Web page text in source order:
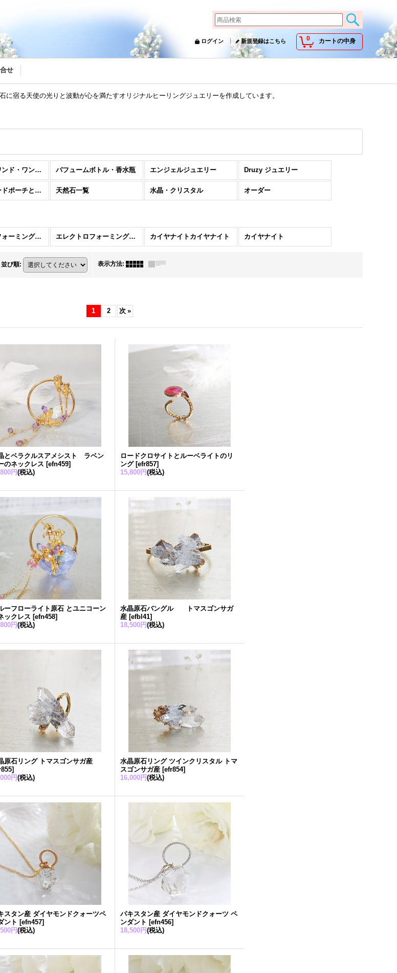
0 カートの中身
ログイン 新規登録はこちら
せ
宿る天使の光りと波動が心を満たすオリジナルヒーリングジュエリーを作成しています。
クリスタルワンド・ワンドネックレス パフュームボトル・香水瓶 エンジェルジュエリー Druzy ジュエリー
オラクルカードポーチとクリスタルポーチ 天然石一覧 水晶・クリスタル オーダー
エレクトロフォーミング ネックレス エレクトロフォーミングネックレス カイヤナイトカイヤナイト カイヤナイト
並び順: 表示方法:
1 2 次 »
とベラクルスアメシスト ラベン
のネックレス [efn459]
円(税込)
ロードクロサイトとルーベライトのリ
ング [efr857]
15,800円(税込)
ーフローライト原石 とユニコーン
ックレス [efn458]
円(税込)
水晶原石バングル トマスゴンサガ
産 [efbl41]
18,500円(税込)
原石リング トマスゴンサガ産
]
円(税込)
水晶原石リング ツインクリスタル トマ
スゴンサガ産 [efr854]
16,000円(税込)
スタン産 ダイヤモンドクォーツペ
ント [efn457]
円(税込)
パキスタン産 ダイヤモンドクォーツ ペ
ンダント [efn456]
18,500円(税込)